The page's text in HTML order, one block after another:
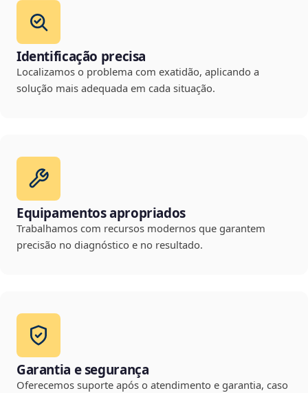
Identificação precisa
Localizamos o problema com exatidão, aplicando a
solução mais adequada em cada situação.
Equipamentos apropriados
Trabalhamos com recursos modernos que garantem
precisão no diagnóstico e no resultado.
Garantia e segurança
Oferecemos suporte após o atendimento e garantia, caso